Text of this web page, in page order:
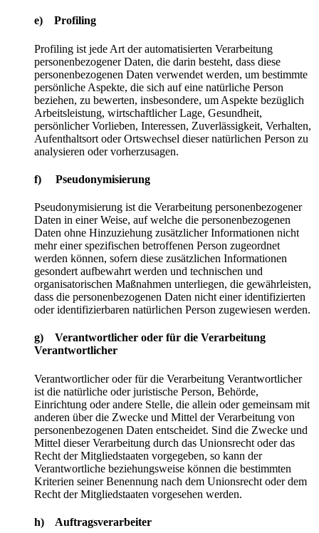
e) Profiling
Profiling ist jede Art der automatisierten Verarbeitung
personenbezogener Daten, die darin besteht, dass diese
personenbezogenen Daten verwendet werden, um bestimmte
persönliche Aspekte, die sich auf eine natürliche Person
beziehen, zu bewerten, insbesondere, um Aspekte bezüglich
Arbeitsleistung, wirtschaftlicher Lage, Gesundheit,
persönlicher Vorlieben, Interessen, Zuverlässigkeit, Verhalten,
Aufenthaltsort oder Ortswechsel dieser natürlichen Person zu
analysieren oder vorherzusagen.
f) Pseudonymisierung
Pseudonymisierung ist die Verarbeitung personenbezogener
Daten in einer Weise, auf welche die personenbezogenen
Daten ohne Hinzuziehung zusätzlicher Informationen nicht
mehr einer spezifischen betroffenen Person zugeordnet
werden können, sofern diese zusätzlichen Informationen
gesondert aufbewahrt werden und technischen und
organisatorischen Maßnahmen unterliegen, die gewährleisten,
dass die personenbezogenen Daten nicht einer identifizierten
oder identifizierbaren natürlichen Person zugewiesen werden.
g) Verantwortlicher oder für die Verarbeitung
Verantwortlicher
Verantwortlicher oder für die Verarbeitung Verantwortlicher
ist die natürliche oder juristische Person, Behörde,
Einrichtung oder andere Stelle, die allein oder gemeinsam mit
anderen über die Zwecke und Mittel der Verarbeitung von
personenbezogenen Daten entscheidet. Sind die Zwecke und
Mittel dieser Verarbeitung durch das Unionsrecht oder das
Recht der Mitgliedstaaten vorgegeben, so kann der
Verantwortliche beziehungsweise können die bestimmten
Kriterien seiner Benennung nach dem Unionsrecht oder dem
Recht der Mitgliedstaaten vorgesehen werden.
h) Auftragsverarbeiter